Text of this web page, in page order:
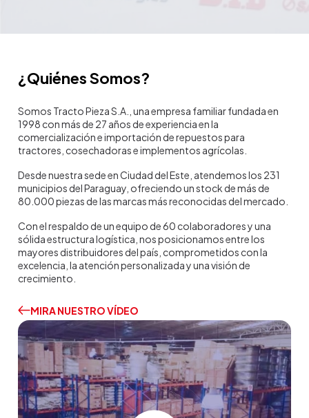
¿Quiénes Somos?
Somos Tracto Pieza S.A., una empresa familiar fundada en
1998 con más de 27 años de experiencia en la
comercialización e importación de repuestos para
tractores, cosechadoras e implementos agrícolas.
Desde nuestra sede en Ciudad del Este, atendemos los 231
municipios del Paraguay, ofreciendo un stock de más de
80.000 piezas de las marcas más reconocidas del mercado.
Con el respaldo de un equipo de 60 colaboradores y una
sólida estructura logística, nos posicionamos entre los
mayores distribuidores del país, comprometidos con la
excelencia, la atención personalizada y una visión de
crecimiento.
MIRA NUESTRO VÍDEO